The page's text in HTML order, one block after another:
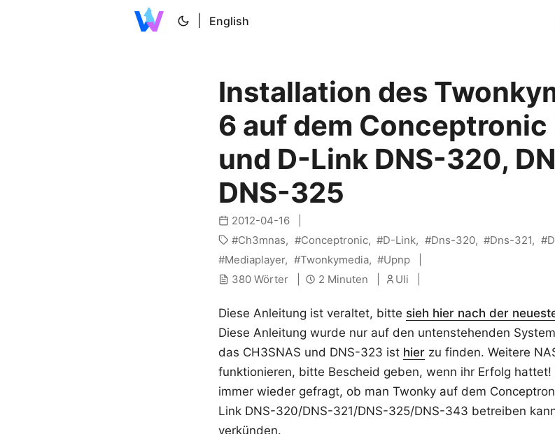
English
Installation des
6 auf dem Conceptronic
und D-Link DNS-320,
DNS-325
2012-04-16
Ch3mnas
Conceptronic D-Link Dns-320 Dns-321
Mediaplayer
Twonkymedia
Upnp
380 Wörter
2 Minuten Uli
Diese Anleitung ist veraltet, bitte sieh hier nach der
Diese Anleitung wurde nur auf den untenstehenden
das CH3SNAS und DNS-323 ist hier zu finden. Weitere
funktionieren, bitte Bescheid geben, wenn ihr Erfolg
immer wieder gefragt, ob man Twonky auf dem
Link DNS-320/DNS-321/DNS-325/DNS-343 betreiben
verkünden.